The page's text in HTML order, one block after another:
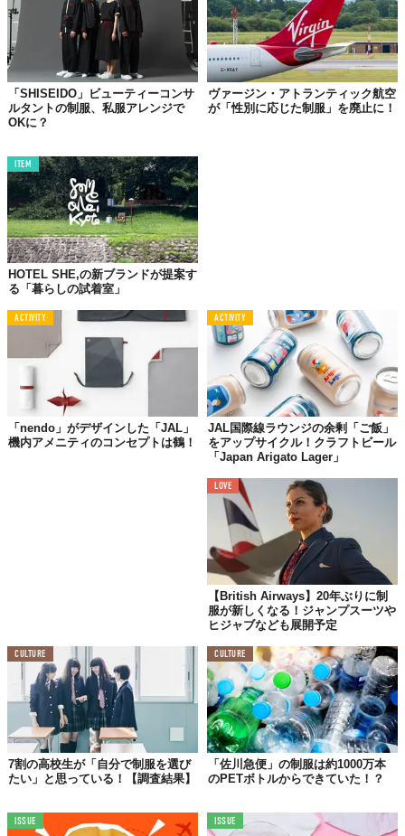
「SHISEIDO」ビューティーコンサ
ルタントの制服、私服アレンジで
OKに？
ヴァージン・アトランティック航空
が「性別に応じた制服」を廃止に！
ITEM
HOTEL SHE,の新ブランドが提案す
る「暮らしの試着室」
ACTIVITY
「nendo」がデザインした「JAL」
機内アメニティのコンセプトは鶴！
ACTIVITY
JAL国際線ラウンジの余剰「ご飯」
をアップサイクル！クラフトビール
「Japan Arigato Lager」
LOVE
【British Airways】20年ぶりに制
服が新しくなる！ジャンプスーツや
ヒジャブなども展開予定
CULTURE
7割の高校生が「自分で制服を選び
たい」と思っている！【調査結果】
CULTURE
「佐川急便」の制服は約1000万本
のPETボトルからできていた！？
ISSUE ISSUE